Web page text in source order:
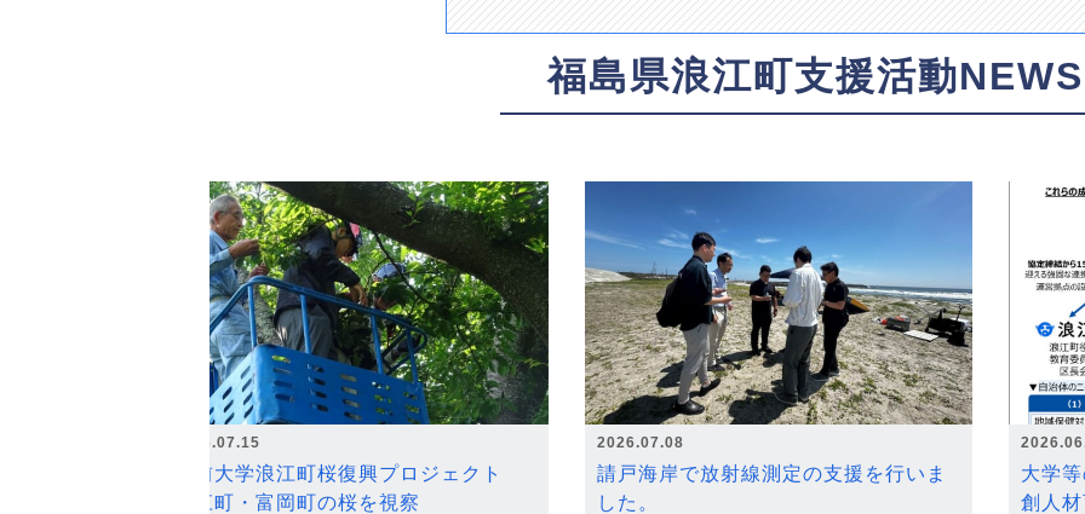
福島県浪江町支援活動NEWS
2026.07.15
弘前大学浪江町桜復興プロジェクト
浪江町・富岡町の桜を視察
2026.07.08
請戸海岸で放射線測定の支援を行いま
した。
大学
創人